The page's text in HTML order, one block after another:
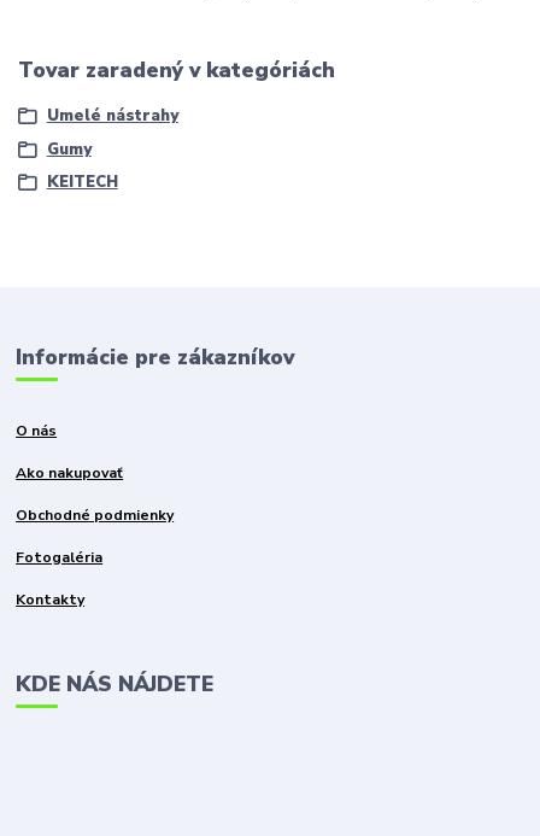
Tovar zaradený v kategóriách
Umelé nástrahy
Gumy
KEITECH
Informácie pre zákazníkov
O nás
Ako nakupovať
Obchodné podmienky
Fotogaléria
Kontakty
KDE NÁS NÁJDETE